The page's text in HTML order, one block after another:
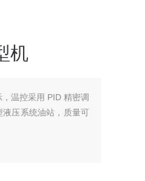
机
温控采用 PID 精密调
压系统油站，质量可